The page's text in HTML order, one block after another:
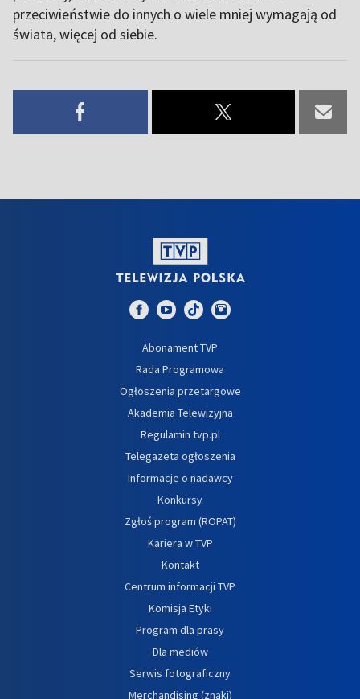
przeciwieństwie do innych o wiele mniej wymagają od
świata, więcej od siebie.
Abonament TVP
Rada Programowa
Ogłoszenia przetargowe
Akademia Telewizyjna
Regulamin tvp.pl
Telegazeta ogłoszenia
Informacje o nadawcy
Konkursy
Zgłoś program (ROPAT)
Kariera w TVP
Kontakt
Centrum informacji TVP
Komisja Etyki
Program dla prasy
Dla mediów
Serwis fotograficzny
Merchandising (znaki)